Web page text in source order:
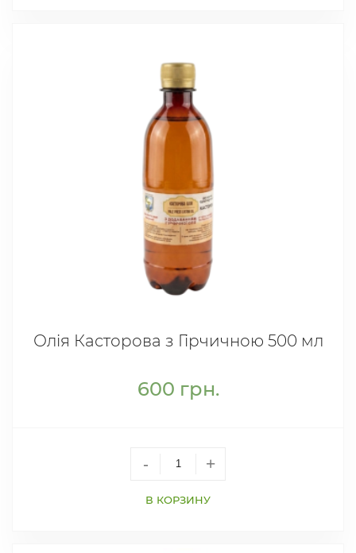
Олія Касторова з Гірчичною 500 мл
600 грн.
- +
В КОРЗИНУ